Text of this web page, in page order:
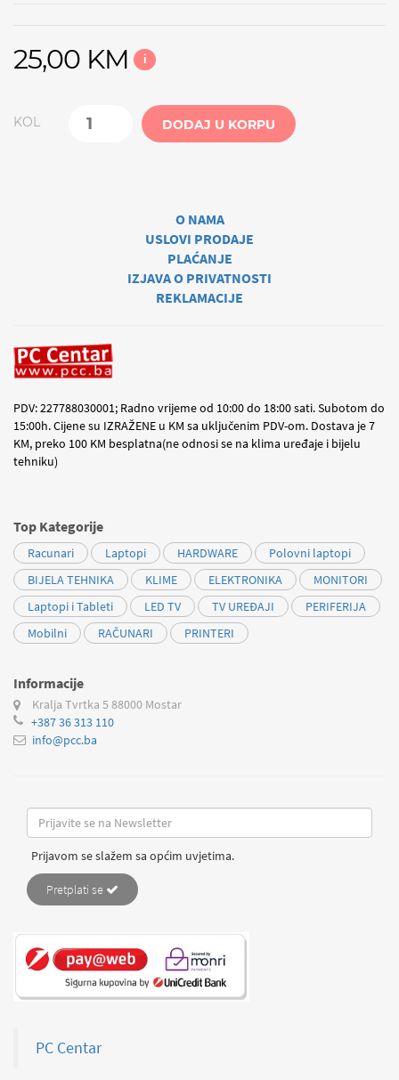
25,00 KM i
KOL DODAJ U KORPU
O NAMA
USLOVI PRODAJE
PLAĆANJE
IZJAVA O PRIVATNOSTI
REKLAMACIJE
PDV: 227788030001; Radno vrijeme od 10:00 do 18:00 sati. Subotom do
15:00h. Cijene su IZRAŽENE u KM sa uključenim PDV-om. Dostava je 7
KM, preko 100 KM besplatna(ne odnosi se na klima uređaje i bijelu
tehniku)
Top Kategorije
Racunari Laptopi HARDWARE
Polovni laptopi
BIJELA TEHNIKA
KLIME ELEKTRONIKA
MONITORI
Laptopi i Tableti
LED TV TV UREĐAJI
PERIFERIJA
Mobilni
RAČUNARI PRINTERI
Informacije
Kralja Tvrtka 5 88000 Mostar
+387 36 313 110
info@pcc.ba
Prijavom se slažem sa općim uvjetima.
Pretplati se
PC Centar